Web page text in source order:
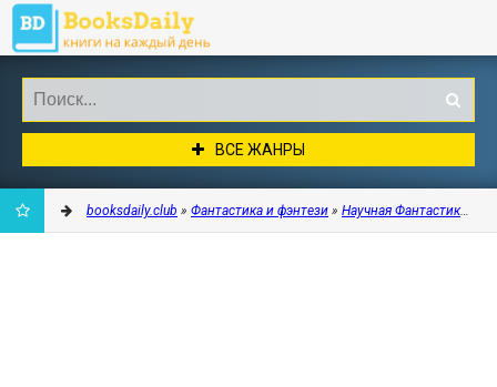
ВСЕ ЖАНРЫ
booksdaily.club » Фантастика и фэнтези » Научная Фантастика»